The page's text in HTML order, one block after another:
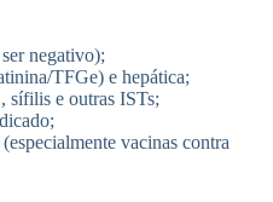
negativo);
TFGe) e hepática;
sífilis e outras ISTs;
vacinas contra